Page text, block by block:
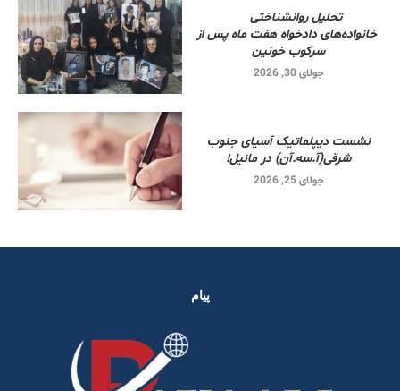
تحلیل روانشناختی
خانواده‌های دادخواه هفت ماه پس از
سرکوب خونین
جولای 30, 2026
نشست دیپلماتیک آسیای جنوب
شرقی‌(آ.سه.آن) در مانیل!
جولای 25, 2026
پیام